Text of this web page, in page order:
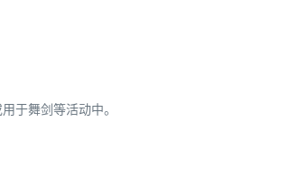
于舞剑等活动中。